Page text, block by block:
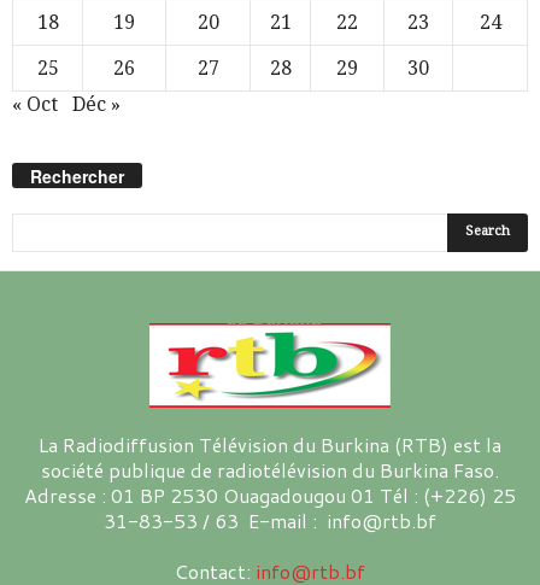
18
19 20 21 22 23
24
25
26 27 28 29
30
« Oct
Déc »
Rechercher
La Radiodiffusion Télévision du Burkina (RTB) est la
société publique de radiotélévision du Burkina Faso.
Adresse : 01 BP 2530 Ouagadougou 01 Tél : (+226) 25
31-83-53 / 63 E-mail : info@rtb.bf
Contact: info@rtb.bf